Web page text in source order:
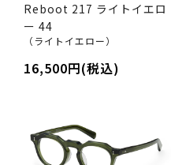
Reboot 217 ライトイエロ
ー 44
（ライトイエロー）
16,500円(税込)